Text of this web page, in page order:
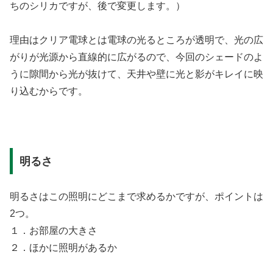
ちのシリカですが、後で変更します。）
理由はクリア電球とは電球の光るところが透明で、光の広
がりが光源から直線的に広がるので、今回のシェードのよ
うに隙間から光が抜けて、天井や壁に光と影がキレイに映
り込むからです。
明るさ
明るさはこの照明にどこまで求めるかですが、ポイントは
2つ。
１．お部屋の大きさ
２．ほかに照明があるか